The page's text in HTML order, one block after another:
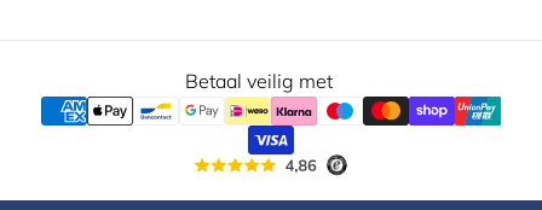
Betaal veilig met